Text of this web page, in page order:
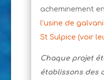
acheminement
l’usine de
St Sulpice (voir
Chaque projet
établissons des